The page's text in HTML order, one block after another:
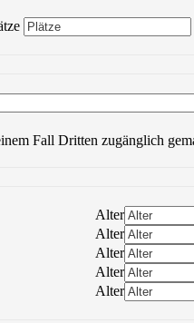
Fall Dritten zugänglich
Alter
Alter
Alter
Alter
Alter